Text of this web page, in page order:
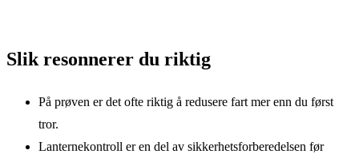
Slik resonnerer du riktig
På prøven er det ofte riktig å redusere fart mer enn du først
tror.
Lanternekontroll er en del av sikkerhetsforberedelsen før